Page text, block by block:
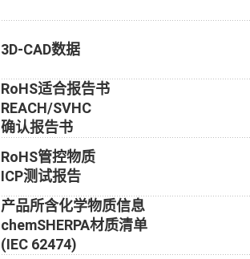
3D-CAD数据
RoHS适合报告书
REACH/SVHC
确认报告书
RoHS管控物质
ICP测试报告
产品所含化学物质信息
chemSHERPA材质清单
(IEC 62474)